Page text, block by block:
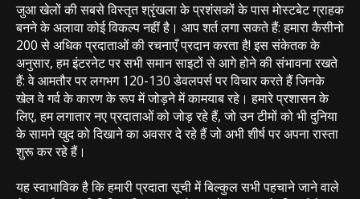
जुआ खेलों की सबसे विस्तृत श्रृंखला के प्रशंसकों के पास मोस्टबेट ग्राहक
बनने के अलावा कोई विकल्प नहीं है। आप शर्त लगा सकते हैं: हमारा कैसीनो
200 से अधिक प्रदाताओं की रचनाएँ प्रदान करता है! इस संकेतक के
अनुसार, हम इंटरनेट पर सभी समान साइटों से आगे होने की संभावना रखते
हैं: वे आमतौर पर लगभग 120-130 डेवलपर्स पर विचार करते हैं जिनके
खेल वे गर्व के कारण के रूप में जोड़ने में कामयाब रहे। हमारे प्रशासन के
लिए, हम लगातार नए प्रदाताओं को जोड़ रहे हैं, जो उन टीमों को भी दुनिया
के सामने खुद को दिखाने का अवसर दे रहे हैं जो अभी शीर्ष पर अपना रास्ता
शुरू कर रहे हैं।
यह स्वाभाविक है कि हमारी प्रदाता सूची में बिल्कुल सभी पहचाने जाने वाले